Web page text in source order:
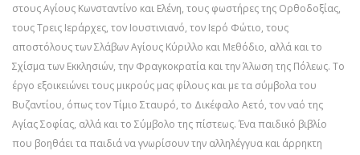
στους Αγίους Κωνσταντίνο και Ελένη, τους φωστήρες της Ορθοδοξίας,
τους Τρεις Ιεράρχες, τον Ιουστινιανό, τον Ιερό Φώτιο, τους
αποστόλους των Σλάβων Αγίους Κύριλλο και Μεθόδιο, αλλά και το
Σχίσμα των Εκκλησιών, την Φραγκοκρατία και την Άλωση της Πόλεως. Το
έργο εξοικειώνει τους μικρούς μας φίλους και με τα σύμβολα του
Βυζαντίου, όπως τον Τίμιο Σταυρό, το Δικέφαλο Αετό, τον ναό της
Αγίας Σοφίας, αλλά και το Σύμβολο της πίστεως. Ένα παιδικό βιβλίο
που βοηθάει τα παιδιά να γνωρίσουν την αλληλέγγυα και άρρηκτη